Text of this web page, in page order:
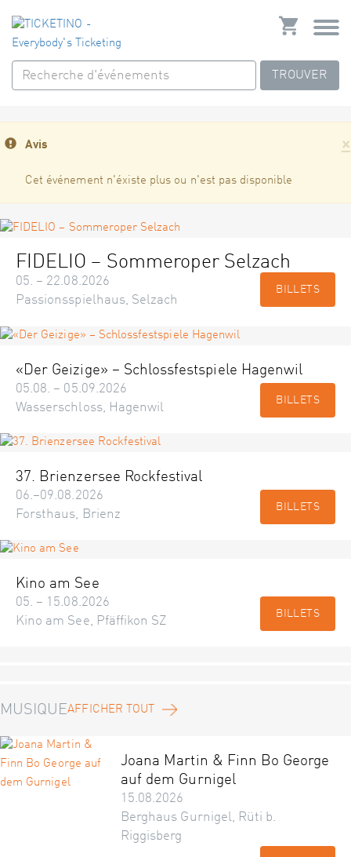
TROUVER
×
Avis
Cet événement n'éxiste plus ou n'est pas disponible
FIDELIO – Sommeroper Selzach
05. – 22.08.2026
Passionsspielhaus, Selzach
BILLETS
«Der Geizige» – Schlossfestspiele Hagenwil
05.08. – 05.09.2026
Wasserschloss, Hagenwil
BILLETS
37. Brienzersee Rockfestival
06.–09.08.2026
Forsthaus, Brienz
BILLETS
Kino am See
05. – 15.08.2026
Kino am See, Pfäffikon SZ
BILLETS
MUSIQUEAFFICHER TOUT
Joana Martin & Finn Bo George
auf dem Gurnigel
15.08.2026
Berghaus Gurnigel, Rüti b.
Riggisberg